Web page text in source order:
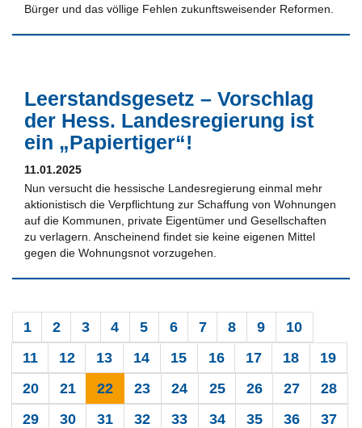
Bürger und das völlige Fehlen zukunftsweisender Reformen.
Leerstandsgesetz – Vorschlag
der Hess. Landesregierung ist
ein „Papiertiger“!
11.01.2025
Nun versucht die hessische Landesregierung einmal mehr
aktionistisch die Verpflichtung zur Schaffung von Wohnungen
auf die Kommunen, private Eigentümer und Gesellschaften
zu verlagern. Anscheinend findet sie keine eigenen Mittel
gegen die Wohnungsnot vorzugehen.
1 2 3 4 5 6 7 8 9
10
11
12 13 14 15 16 17 18
19
20
21 22 23 24 25 26 27
28
29
30 31 32 33 34 35 36
37